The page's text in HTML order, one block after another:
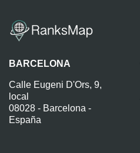
BARCELONA
Calle Eugeni D'Ors, 9,
local
08028 - Barcelona -
España